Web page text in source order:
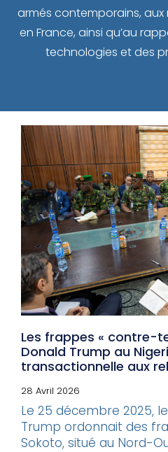
armés contemporains,
en France, ainsi qu’au
technologies et des
Les frappes « contre-
Donald Trump au
transactionnelle aux
28 Avril 2026
Le 25 décembre 2025,
Trump ordonnait des
Sokoto, situé au Nord-